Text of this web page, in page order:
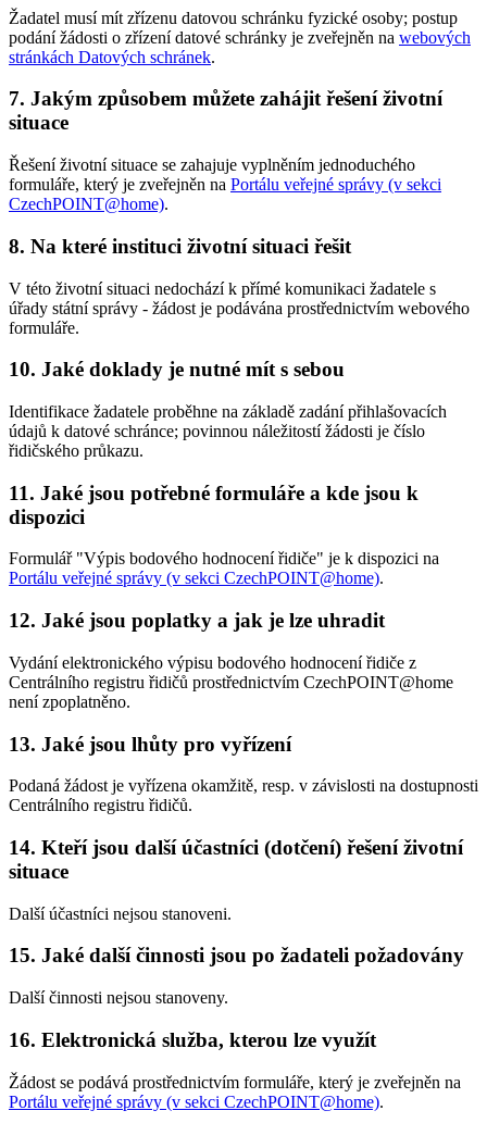
Žadatel musí mít zřízenu datovou schránku fyzické osoby; postup
podání žádosti o zřízení datové schránky je zveřejněn na webových
stránkách Datových schránek.
7. Jakým způsobem můžete zahájit řešení životní
situace
Řešení životní situace se zahajuje vyplněním jednoduchého
formuláře, který je zveřejněn na Portálu veřejné správy (v sekci
CzechPOINT@home).
8. Na které instituci životní situaci řešit
V této životní situaci nedochází k přímé komunikaci žadatele s
úřady státní správy - žádost je podávána prostřednictvím webového
formuláře.
10. Jaké doklady je nutné mít s sebou
Identifikace žadatele proběhne na základě zadání přihlašovacích
údajů k datové schránce; povinnou náležitostí žádosti je číslo
řidičského průkazu.
11. Jaké jsou potřebné formuláře a kde jsou k
dispozici
Formulář "Výpis bodového hodnocení řidiče" je k dispozici na
Portálu veřejné správy (v sekci CzechPOINT@home).
12. Jaké jsou poplatky a jak je lze uhradit
Vydání elektronického výpisu bodového hodnocení řidiče z
Centrálního registru řidičů prostřednictvím CzechPOINT@home
není zpoplatněno.
13. Jaké jsou lhůty pro vyřízení
Podaná žádost je vyřízena okamžitě, resp. v závislosti na dostupnosti
Centrálního registru řidičů.
14. Kteří jsou další účastníci (dotčení) řešení životní
situace
Další účastníci nejsou stanoveni.
15. Jaké další činnosti jsou po žadateli požadovány
Další činnosti nejsou stanoveny.
16. Elektronická služba, kterou lze využít
Žádost se podává prostřednictvím formuláře, který je zveřejněn na
Portálu veřejné správy (v sekci CzechPOINT@home).